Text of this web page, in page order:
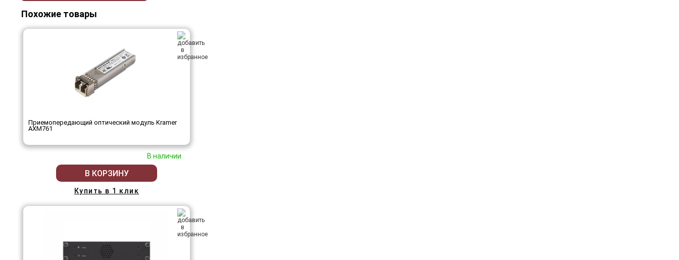
Похожие товары
Приемопередающий оптический модуль Kramer
AXM761
В наличии
В КОРЗИНУ
Купить в 1 клик